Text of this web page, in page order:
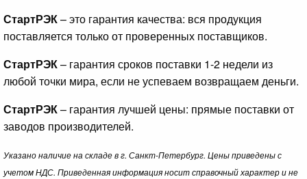
СтартРЭК– это гарантия качества: вся продукция
поставляется только от проверенных поставщиков.
СтартРЭК– гарантия сроков поставки 1-2 недели из
любой точки мира, если не успеваем возвращаем деньги.
СтартРЭК– гарантия лучшей цены: прямые поставки от
заводов производителей.
Указано наличие на складе в г. Санкт-Петербург. Цены приведены с
учетом НДС. Приведенная информация носит справочный характер и не